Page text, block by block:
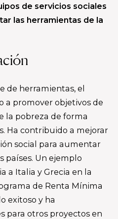
de servicios sociales
las herramientas de la
de herramientas, el
a promover objetivos de
la pobreza de forma
Ha contribuido a mejorar
social para aumentar
países. Un ejemplo
a Italia y Grecia en la
de Renta Mínima
exitoso y ha
para otros proyectos en